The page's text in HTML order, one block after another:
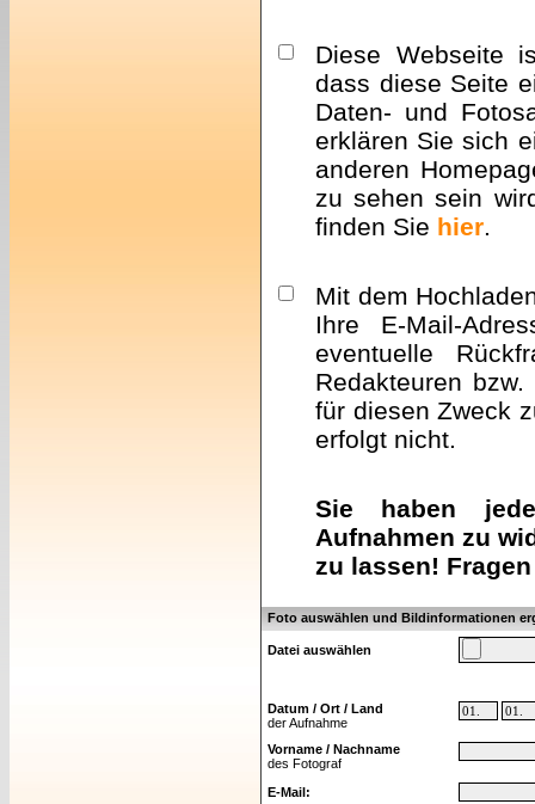
Diese Webseite
dass diese Seite
Daten- und
erklären Sie sich
anderen
zu sehen sein
finden Sie hier.
Mit dem
Ihre E-Mail-
eventuelle
Redakteuren
für diesen Zweck
erfolgt nicht.
Sie haben
Aufnahmen zu
zu lassen!
Foto auswählen und Bildinformationen
Datei auswählen
Datum / Ort / Land
der Aufnahme
Vorname / Nachname
des Fotograf
E-Mail: